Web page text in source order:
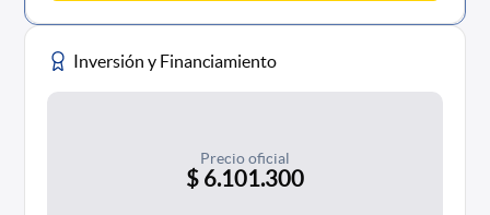
Inversión y Financiamiento
Precio oficial
$ 6.101.300